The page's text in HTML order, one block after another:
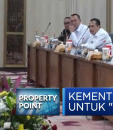
Selengkapnya dalam program
Bagikan:
#ahy #mafia tanah